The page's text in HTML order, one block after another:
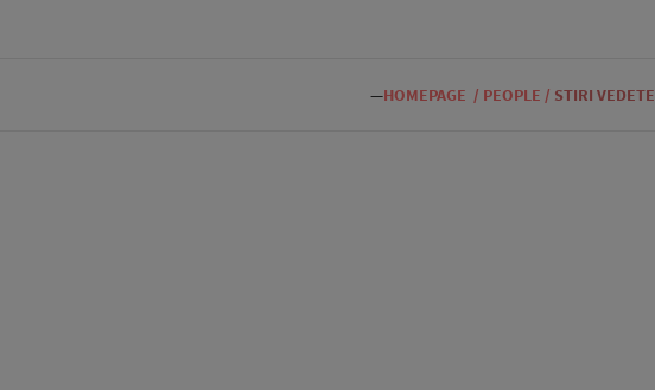
—HOMEPAGE / PEOPLE / STIRI VEDETE